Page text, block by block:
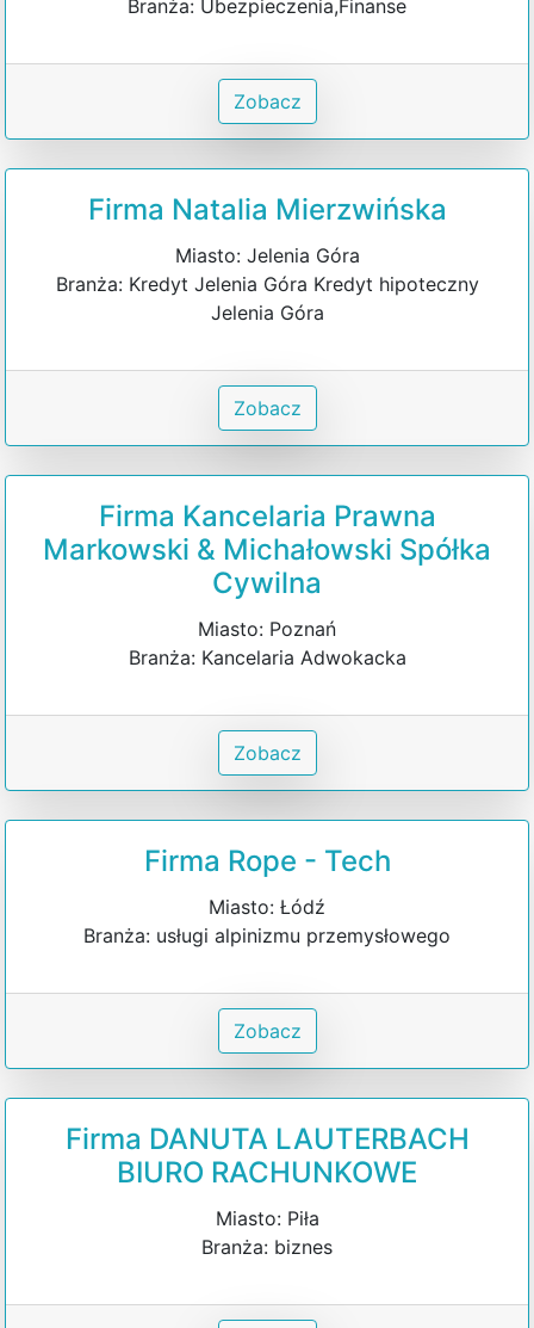
Branża: Ubezpieczenia,Finanse
Zobacz
Firma Natalia Mierzwińska
Miasto: Jelenia Góra
Branża: Kredyt Jelenia Góra Kredyt hipoteczny
Jelenia Góra
Zobacz
Firma Kancelaria Prawna
Markowski & Michałowski Spółka
Cywilna
Miasto: Poznań
Branża: Kancelaria Adwokacka
Zobacz
Firma Rope - Tech
Miasto: Łódź
Branża: usługi alpinizmu przemysłowego
Zobacz
Firma DANUTA LAUTERBACH
BIURO RACHUNKOWE
Miasto: Piła
Branża: biznes